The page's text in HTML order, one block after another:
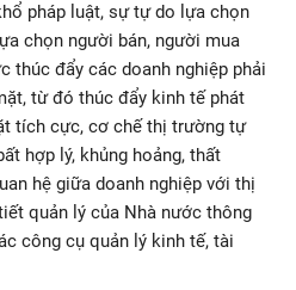
pháp luật, sự tự do lựa chọn
chọn người bán, người mua
thúc đẩy các doanh nghiệp phải
từ đó thúc đẩy kinh tế phát
tích cực, cơ chế thị trường tự
hợp lý, khủng hoảng, thất
hệ giữa doanh nghiệp với thị
quản lý của Nhà nước thông
công cụ quản lý kinh tế, tài